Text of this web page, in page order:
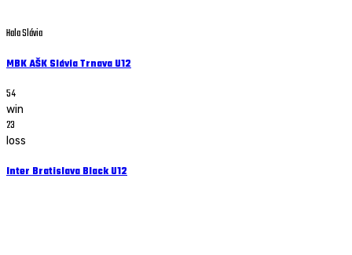
Hala Slávia
MBK AŠK Slávia Trnava U12
54
win
23
loss
Inter Bratislava Black U12